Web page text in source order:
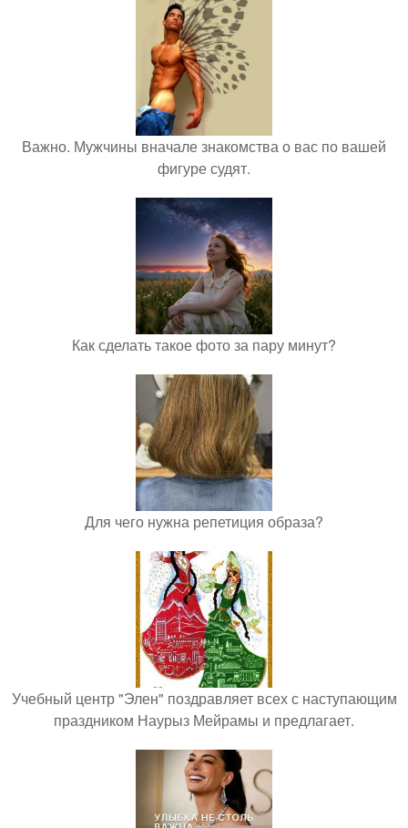
Важно. Мужчины вначале знакомства о вас по вашей
фигуре судят.
Как сделать такое фото за пару минут?
Для чего нужна репетиция образа?
Учебный центр "Элен" поздравляет всех с наступающим
праздником Наурыз Мейрамы и предлагает.